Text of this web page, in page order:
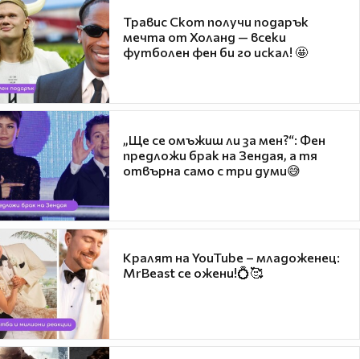
Травис Скот получи подарък
мечта от Холанд — всеки
футболен фен би го искал! 🤩
„Ще се омъжиш ли за мен?“: Фен
предложи брак на Зендая, а тя
отвърна само с три думи😅
Кралят на YouTube – младоженец:
MrBeast се ожени!💍🥰